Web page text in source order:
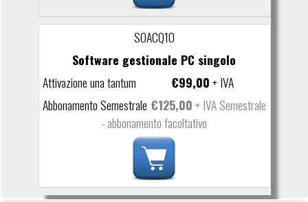
SOACQ10
Software gestionale PC singolo
€99,00+ IVA
€125,00+ IVA Semestrale
- abbonamento facoltativo